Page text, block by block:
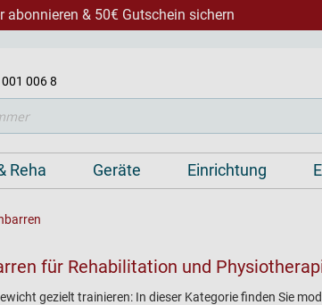
abonnieren & 50€ Gutschein sichern
006 8
Reha Geräte Einrichtung
für Rehabilitation und
gezielt trainieren: In dieser Kategorie finden Sie